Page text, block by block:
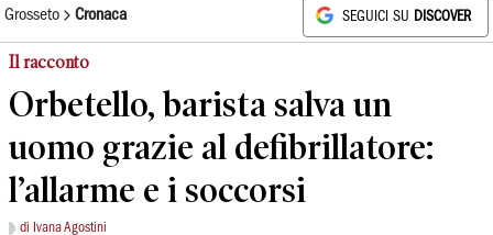
Grosseto Cronaca SEGUICI SU DISCOVER
Il racconto
Orbetello, barista salva un
uomo grazie al defibrillatore:
l’allarme e i soccorsi
di Ivana Agostini